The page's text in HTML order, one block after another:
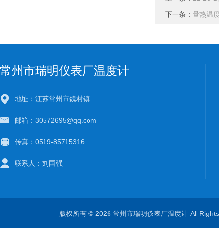
下一条： 量热温
常州市瑞明仪表厂温度计
地址：江苏常州市魏村镇
邮箱：30572695@qq.com
传真：0519-85715316
联系人：刘国强
版权所有 © 2026 常州市瑞明仪表厂温度计 All